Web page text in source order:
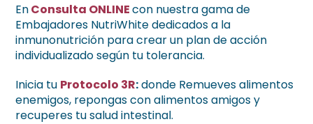
EnConsulta ONLINEcon nuestra gama de
Embajadores NutriWhite dedicados a la
inmunonutrición para crear un plan de acción
individualizado según tu tolerancia.
Inicia tu Protocolo 3R:donde Remueves alimentos
enemigos, repongas con alimentos amigos y
recuperes tu salud intestinal.